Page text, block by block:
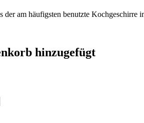
der am häufigsten benutzte
hinzugefügt